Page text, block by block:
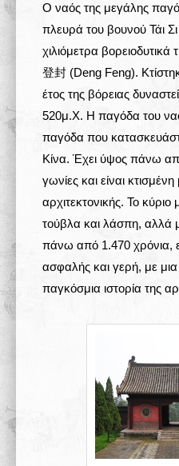
Άρθρα
Πολυμέσα
Δραστηριότητες
O ναός της μεγάλης
πλευρά του βουνού Τάι
χιλιόμετρα
登封 (Deng Feng).
έτος της βόρειας
520μ.Χ. Η παγόδα του
παγόδα που
Κίνα. Έχει ύψος πάνω
γωνίες και είναι
αρχιτεκτονικής. Το κύριο
τούβλα και λάσπη, αλλά
πάνω από 1.470 χρόνια,
ασφαλής και γερή, με
παγκόσμια ιστορία της